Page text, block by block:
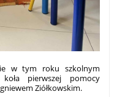
w tym roku szkolnym
pierwszej pomocy
Ziółkowskim.